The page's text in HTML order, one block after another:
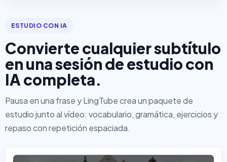
ESTUDIO CON IA
Convierte cualquier subtítulo
en una sesión de estudio con
IA completa.
Pausa en una frase y LingTube crea un paquete de
estudio junto al vídeo: vocabulario, gramática, ejercicios y
repaso con repetición espaciada.